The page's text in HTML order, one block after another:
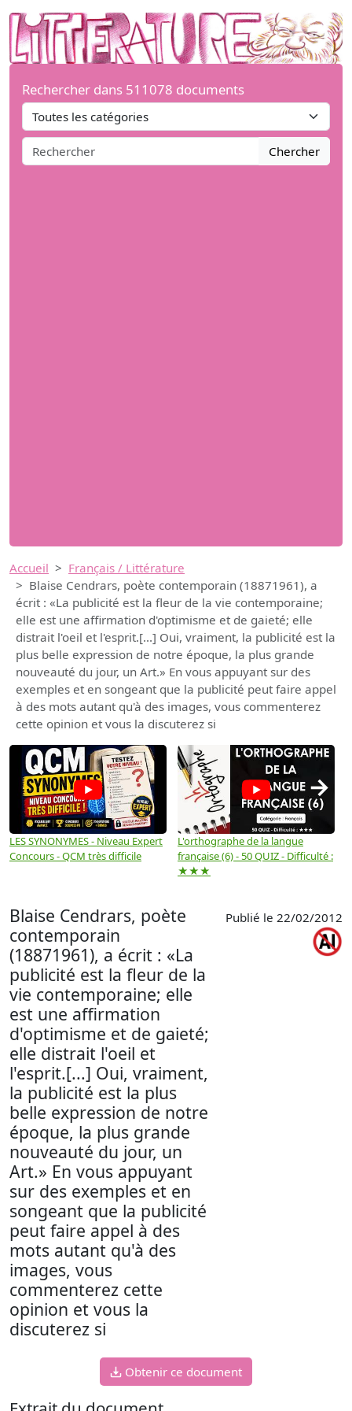
Rechercher dans 511078 documents
Chercher
Accueil
Français / Littérature
Blaise Cendrars, poète contemporain (18871961), a
écrit : «La publicité est la fleur de la vie contemporaine;
elle est une affirmation d'optimisme et de gaieté; elle
distrait l'oeil et l'esprit.[...] Oui, vraiment, la publicité est la
plus belle expression de notre époque, la plus grande
nouveauté du jour, un Art.» En vous appuyant sur des
exemples et en songeant que la publicité peut faire appel
à des mots autant qu'à des images, vous commenterez
cette opinion et vous la discuterez si
LES SYNONYMES - Niveau Expert
Concours - QCM très difficile
L'orthographe de la langue
française (6) - 50 QUIZ - Difficulté :
★★★
→
Blaise Cendrars, poète
contemporain
(18871961), a écrit : «La
publicité est la fleur de la
vie contemporaine; elle
est une affirmation
d'optimisme et de gaieté;
elle distrait l'oeil et
l'esprit.[...] Oui, vraiment,
la publicité est la plus
belle expression de notre
époque, la plus grande
nouveauté du jour, un
Art.» En vous appuyant
sur des exemples et en
songeant que la publicité
peut faire appel à des
mots autant qu'à des
images, vous
commenterez cette
opinion et vous la
discuterez si
Publié le 22/02/2012
Obtenir ce document